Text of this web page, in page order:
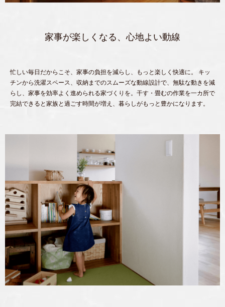
家事が楽しくなる、心地よい動線
忙しい毎日だからこそ、家事の負担を減らし、もっと楽しく快適に。 キッ
チンから洗濯スペース、収納までのスムーズな動線設計で、無駄な動きを減
らし、家事を効率よく進められる家づくりを。干す・畳むの作業を一カ所で
完結できると家族と過ごす時間が増え、暮らしがもっと豊かになります。